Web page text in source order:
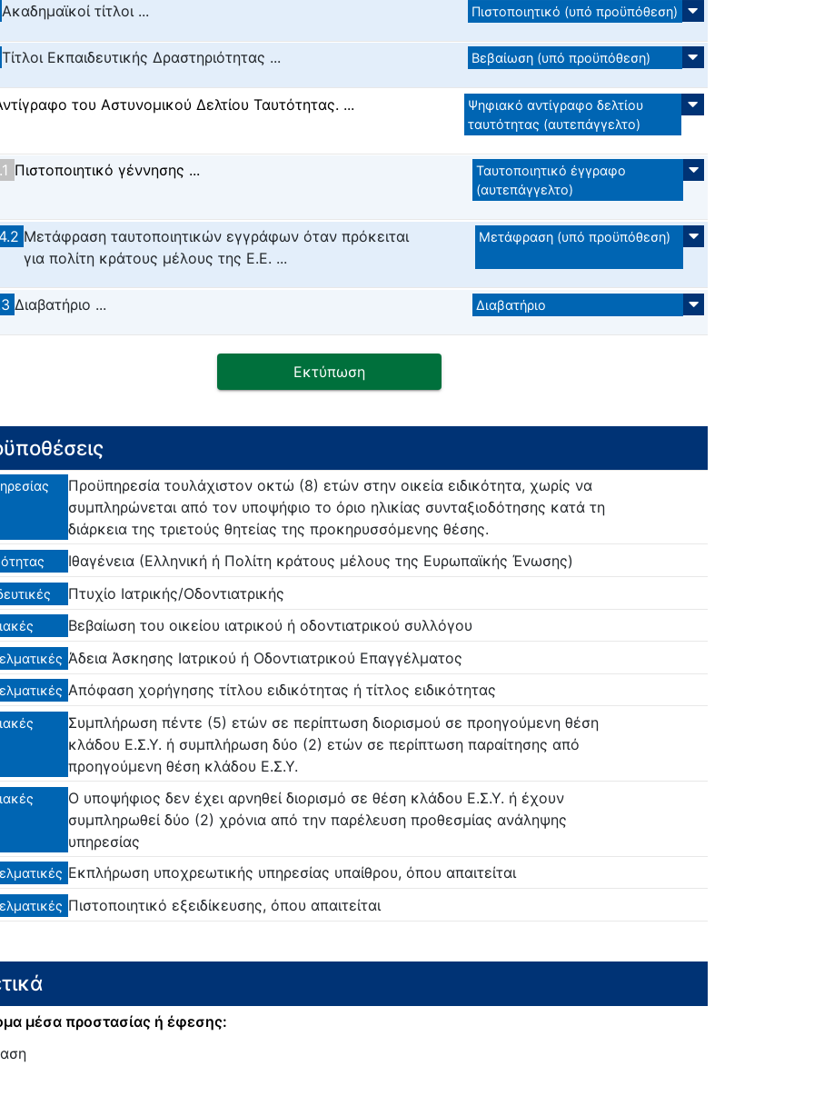
Ακαδημαϊκοί τίτλοι ... Πιστοποιητικό (υπό προϋπόθεση)
Τίτλοι Εκπαιδευτικής Δραστηριότητας ... Βεβαίωση (υπό προϋπόθεση)
του Αστυνομικού Δελτίου Ταυτότητας. ...
Ψηφιακό αντίγραφο δελτίου
ταυτότητας (αυτεπάγγελτο)
Πιστοποιητικό γέννησης ...
Ταυτοποιητικό έγγραφο
(αυτεπάγγελτο)
Μετάφραση ταυτοποιητικών εγγράφων όταν πρόκειται
για πολίτη κράτους μέλους της Ε.Ε. ...
Μετάφραση (υπό προϋπόθεση)
Διαβατήριο ... Διαβατήριο
Εκτύπωση
Προϋπηρεσία τουλάχιστον οκτώ (8) ετών στην οικεία ειδικότητα, χωρίς να
συμπληρώνεται από τον υποψήφιο το όριο ηλικίας συνταξιοδότησης κατά τη
διάρκεια της τριετούς θητείας της προκηρυσσόμενης θέσης.
Ιθαγένεια (Ελληνική ή Πολίτη κράτους μέλους της Ευρωπαϊκής Ένωσης)
Πτυχίο Ιατρικής/Οδοντιατρικής
Βεβαίωση του οικείου ιατρικού ή οδοντιατρικού συλλόγου
Άδεια Άσκησης Ιατρικού ή Οδοντιατρικού Επαγγέλματος
Απόφαση χορήγησης τίτλου ειδικότητας ή τίτλος ειδικότητας
Συμπλήρωση πέντε (5) ετών σε περίπτωση διορισμού σε προηγούμενη θέση
κλάδου Ε.Σ.Υ. ή συμπλήρωση δύο (2) ετών σε περίπτωση παραίτησης από
προηγούμενη θέση κλάδου Ε.Σ.Υ.
Ο υποψήφιος δεν έχει αρνηθεί διορισμό σε θέση κλάδου Ε.Σ.Υ. ή έχουν
συμπληρωθεί δύο (2) χρόνια από την παρέλευση προθεσμίας ανάληψης
υπηρεσίας
Εκπλήρωση υποχρεωτικής υπηρεσίας υπαίθρου, όπου απαιτείται
Πιστοποιητικό εξειδίκευσης, όπου απαιτείται
μέσα προστασίας ή έφεσης: